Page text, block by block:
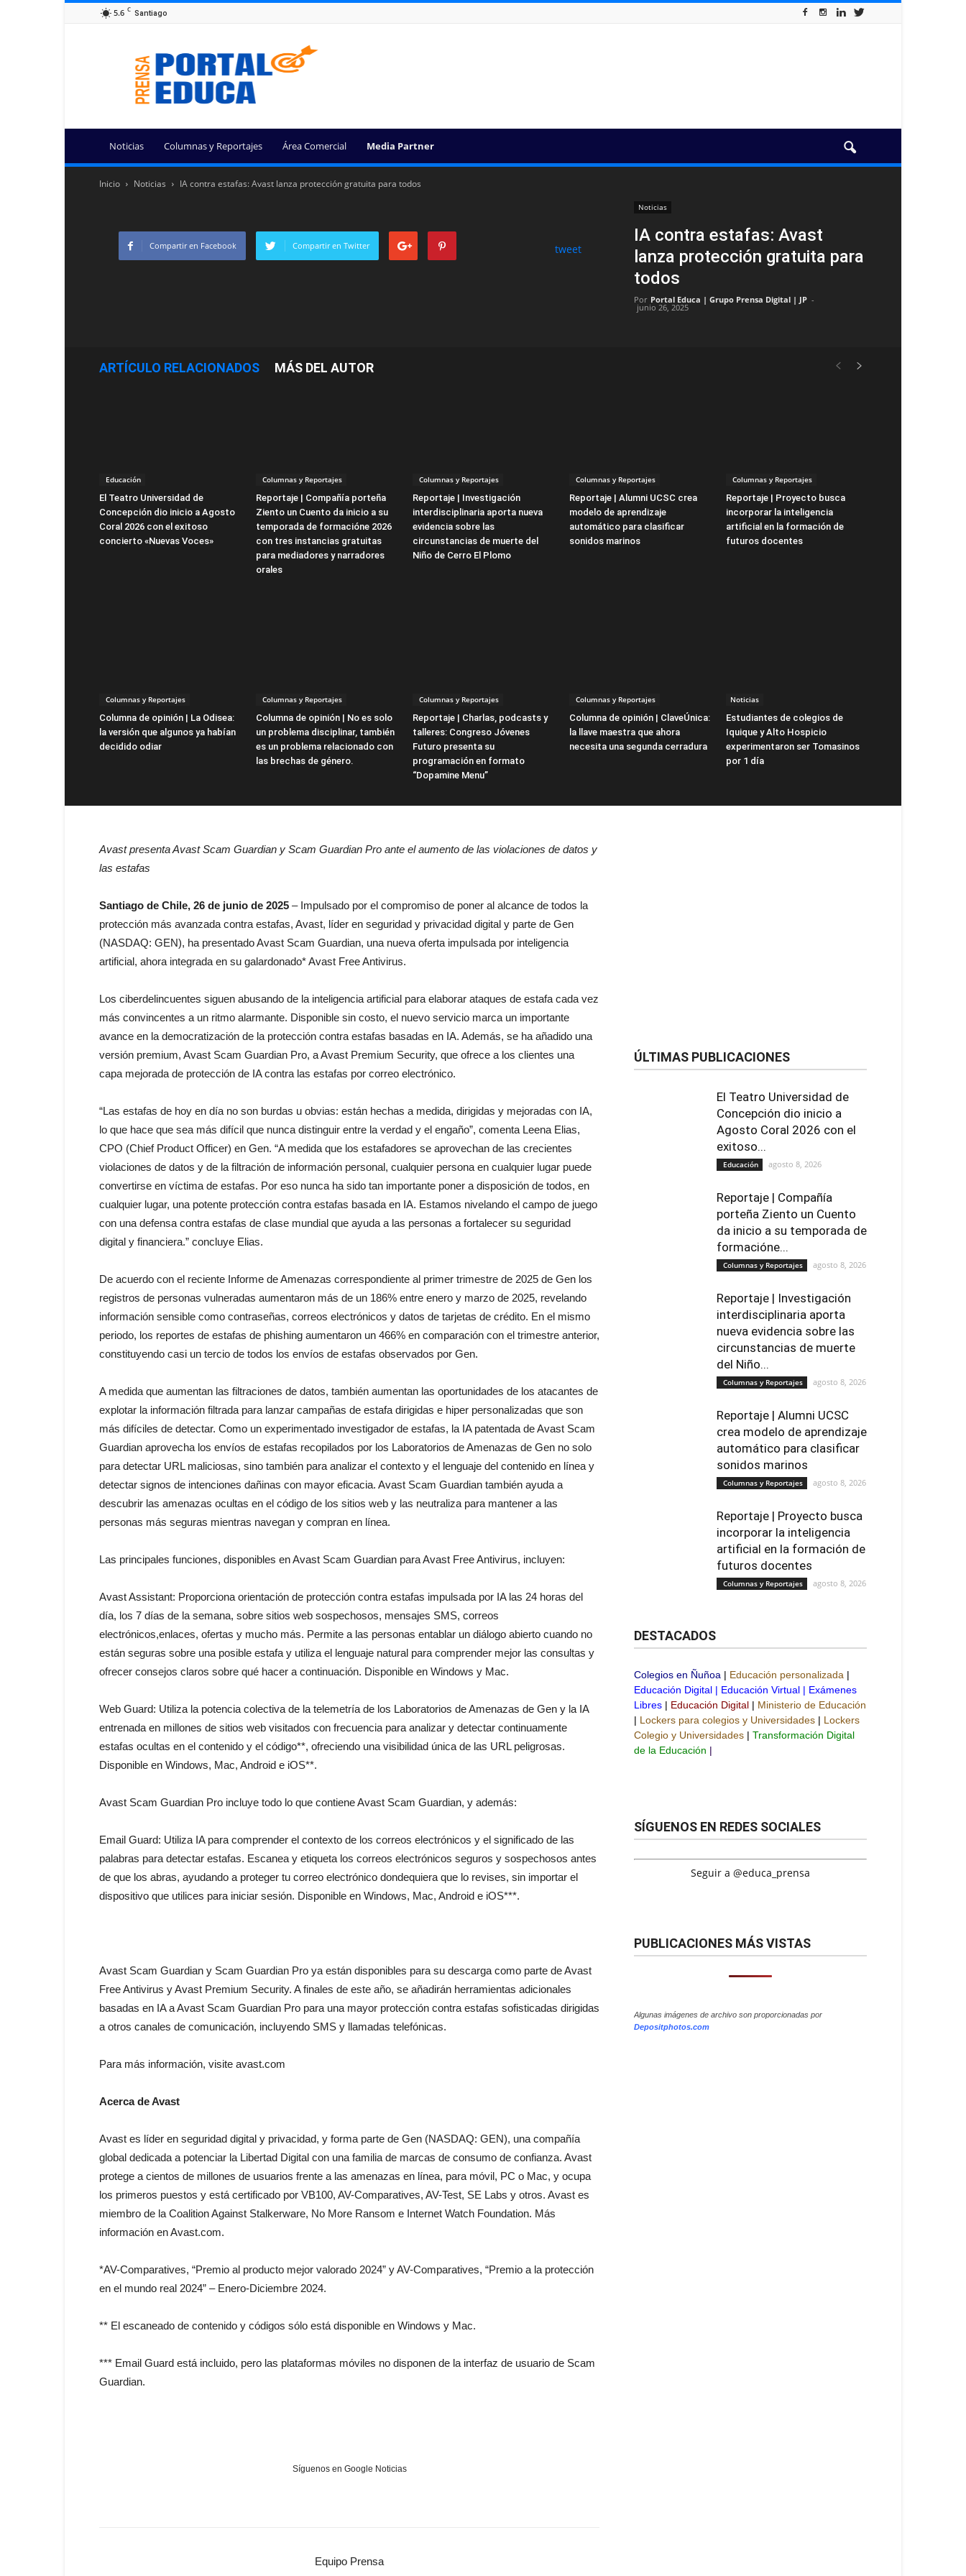
5.6 C Santiago
Portal
Educa
Noticias Columnas y Reportajes Área Comercial Media Partner
Inicio Noticias IA contra estafas: Avast lanza protección gratuita para todos
Noticias
IA contra estafas: Avast
lanza protección gratuita para
todos
Por Portal Educa | Grupo Prensa Digital | JP -
junio 26, 2025
Compartir en Facebook Compartir en Twitter tweet
ARTÍCULO RELACIONADOS MÁS DEL AUTOR
Educación
El Teatro Universidad de
Concepción dio inicio a Agosto
Coral 2026 con el exitoso
concierto «Nuevas Voces»
Columnas y Reportajes
Reportaje | Compañía porteña
Ziento un Cuento da inicio a su
temporada de formacióne 2026
con tres instancias gratuitas
para mediadores y narradores
orales
Columnas y Reportajes
Reportaje | Investigación
interdisciplinaria aporta nueva
evidencia sobre las
circunstancias de muerte del
Niño de Cerro El Plomo
Columnas y Reportajes
Reportaje | Alumni UCSC crea
modelo de aprendizaje
automático para clasificar
sonidos marinos
Columnas y Reportajes
Reportaje | Proyecto busca
incorporar la inteligencia
artificial en la formación de
futuros docentes
Columnas y Reportajes
Columna de opinión | La Odisea:
la versión que algunos ya habían
decidido odiar
Columnas y Reportajes
Columna de opinión | No es solo
un problema disciplinar, también
es un problema relacionado con
las brechas de género.
Columnas y Reportajes
Reportaje | Charlas, podcasts y
talleres: Congreso Jóvenes
Futuro presenta su
programación en formato
“Dopamine Menu”
Columnas y Reportajes
Columna de opinión | ClaveÚnica:
la llave maestra que ahora
necesita una segunda cerradura
Noticias
Estudiantes de colegios de
Iquique y Alto Hospicio
experimentaron ser Tomasinos
por 1 día
Avast presenta Avast Scam Guardian y Scam Guardian Pro ante el aumento de las violaciones de datos y
las estafas
Santiago de Chile, 26 de junio de 2025 – Impulsado por el compromiso de poner al alcance de todos la
protección más avanzada contra estafas, Avast, líder en seguridad y privacidad digital y parte de Gen
(NASDAQ: GEN), ha presentado Avast Scam Guardian, una nueva oferta impulsada por inteligencia
artificial, ahora integrada en su galardonado* Avast Free Antivirus.
Los ciberdelincuentes siguen abusando de la inteligencia artificial para elaborar ataques de estafa cada vez
más convincentes a un ritmo alarmante. Disponible sin costo, el nuevo servicio marca un importante
avance en la democratización de la protección contra estafas basadas en IA. Además, se ha añadido una
versión premium, Avast Scam Guardian Pro, a Avast Premium Security, que ofrece a los clientes una
capa mejorada de protección de IA contra las estafas por correo electrónico.
“Las estafas de hoy en día no son burdas u obvias: están hechas a medida, dirigidas y mejoradas con IA,
lo que hace que sea más difícil que nunca distinguir entre la verdad y el engaño”, comenta Leena Elias,
CPO (Chief Product Officer) en Gen. “A medida que los estafadores se aprovechan de las crecientes
violaciones de datos y de la filtración de información personal, cualquier persona en cualquier lugar puede
convertirse en víctima de estafas. Por eso nunca ha sido tan importante poner a disposición de todos, en
cualquier lugar, una potente protección contra estafas basada en IA. Estamos nivelando el campo de juego
con una defensa contra estafas de clase mundial que ayuda a las personas a fortalecer su seguridad
digital y financiera.” concluye Elias.
De acuerdo con el reciente Informe de Amenazas correspondiente al primer trimestre de 2025 de Gen los
registros de personas vulneradas aumentaron más de un 186% entre enero y marzo de 2025, revelando
información sensible como contraseñas, correos electrónicos y datos de tarjetas de crédito. En el mismo
periodo, los reportes de estafas de phishing aumentaron un 466% en comparación con el trimestre anterior,
constituyendo casi un tercio de todos los envíos de estafas observados por Gen.
A medida que aumentan las filtraciones de datos, también aumentan las oportunidades de los atacantes de
explotar la información filtrada para lanzar campañas de estafa dirigidas e hiper personalizadas que son
más difíciles de detectar. Como un experimentado investigador de estafas, la IA patentada de Avast Scam
Guardian aprovecha los envíos de estafas recopilados por los Laboratorios de Amenazas de Gen no solo
para detectar URL maliciosas, sino también para analizar el contexto y el lenguaje del contenido en línea y
detectar signos de intenciones dañinas con mayor eficacia. Avast Scam Guardian también ayuda a
descubrir las amenazas ocultas en el código de los sitios web y las neutraliza para mantener a las
personas más seguras mientras navegan y compran en línea.
Las principales funciones, disponibles en Avast Scam Guardian para Avast Free Antivirus, incluyen:
Avast Assistant: Proporciona orientación de protección contra estafas impulsada por IA las 24 horas del
día, los 7 días de la semana, sobre sitios web sospechosos, mensajes SMS, correos
electrónicos,enlaces, ofertas y mucho más. Permite a las personas entablar un diálogo abierto cuando no
están seguras sobre una posible estafa y utiliza el lenguaje natural para comprender mejor las consultas y
ofrecer consejos claros sobre qué hacer a continuación. Disponible en Windows y Mac.
Web Guard: Utiliza la potencia colectiva de la telemetría de los Laboratorios de Amenazas de Gen y la IA
entrenada en millones de sitios web visitados con frecuencia para analizar y detectar continuamente
estafas ocultas en el contenido y el código**, ofreciendo una visibilidad única de las URL peligrosas.
Disponible en Windows, Mac, Android e iOS**.
Avast Scam Guardian Pro incluye todo lo que contiene Avast Scam Guardian, y además:
Email Guard: Utiliza IA para comprender el contexto de los correos electrónicos y el significado de las
palabras para detectar estafas. Escanea y etiqueta los correos electrónicos seguros y sospechosos antes
de que los abras, ayudando a proteger tu correo electrónico dondequiera que lo revises, sin importar el
dispositivo que utilices para iniciar sesión. Disponible en Windows, Mac, Android e iOS***.
Avast Scam Guardian y Scam Guardian Pro ya están disponibles para su descarga como parte de Avast
Free Antivirus y Avast Premium Security. A finales de este año, se añadirán herramientas adicionales
basadas en IA a Avast Scam Guardian Pro para una mayor protección contra estafas sofisticadas dirigidas
a otros canales de comunicación, incluyendo SMS y llamadas telefónicas.
Para más información, visite avast.com
Acerca de Avast
Avast es líder en seguridad digital y privacidad, y forma parte de Gen (NASDAQ: GEN), una compañía
global dedicada a potenciar la Libertad Digital con una familia de marcas de consumo de confianza. Avast
protege a cientos de millones de usuarios frente a las amenazas en línea, para móvil, PC o Mac, y ocupa
los primeros puestos y está certificado por VB100, AV-Comparatives, AV-Test, SE Labs y otros. Avast es
miembro de la Coalition Against Stalkerware, No More Ransom e Internet Watch Foundation. Más
información en Avast.com.
*AV-Comparatives, “Premio al producto mejor valorado 2024” y AV-Comparatives, “Premio a la protección
en el mundo real 2024” – Enero-Diciembre 2024.
** El escaneado de contenido y códigos sólo está disponible en Windows y Mac.
*** Email Guard está incluido, pero las plataformas móviles no disponen de la interfaz de usuario de Scam
Guardian.
Síguenos en Google Noticias
Equipo Prensa
ÚLTIMAS PUBLICACIONES
El Teatro Universidad de
Concepción dio inicio a
Agosto Coral 2026 con el
exitoso...
Educación agosto 8, 2026
Reportaje | Compañía
porteña Ziento un Cuento
da inicio a su temporada de
formacióne...
Columnas y Reportajes agosto 8, 2026
Reportaje | Investigación
interdisciplinaria aporta
nueva evidencia sobre las
circunstancias de muerte
del Niño...
Columnas y Reportajes agosto 8, 2026
Reportaje | Alumni UCSC
crea modelo de aprendizaje
automático para clasificar
sonidos marinos
Columnas y Reportajes agosto 8, 2026
Reportaje | Proyecto busca
incorporar la inteligencia
artificial en la formación de
futuros docentes
Columnas y Reportajes agosto 8, 2026
DESTACADOS
Colegios en Ñuñoa | Educación personalizada |
Educación Digital | Educación Virtual | Exámenes
Libres | Educación Digital | Ministerio de Educación
| Lockers para colegios y Universidades | Lockers
Colegio y Universidades | Transformación Digital
de la Educación |
SÍGUENOS EN REDES SOCIALES
Seguir a @educa_prensa
PUBLICACIONES MÁS VISTAS
Algunas imágenes de archivo son proporcionadas por
Depositphotos.com